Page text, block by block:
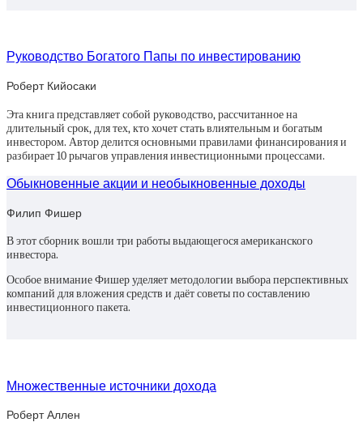
Руководство Богатого Папы по инвестированию
Роберт Кийосаки
Эта книга представляет собой руководство, рассчитанное на
длительный срок, для тех, кто хочет стать влиятельным и богатым
инвестором. Автор делится основными правилами финансирования и
разбирает 10 рычагов управления инвестиционными процессами.
Обыкновенные акции и необыкновенные доходы
Филип Фишер
В этот сборник вошли три работы выдающегося американского
инвестора.
Особое внимание Фишер уделяет методологии выбора перспективных
компаний для вложения средств и даёт советы по составлению
инвестиционного пакета.
Множественные источники дохода
Роберт Аллен